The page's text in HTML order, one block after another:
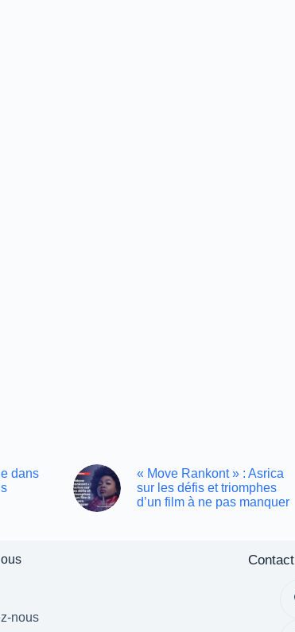
dans
« Move Rankont » : Asrica
sur les défis et triomphes
d’un film à ne pas manquer
nous
Contact